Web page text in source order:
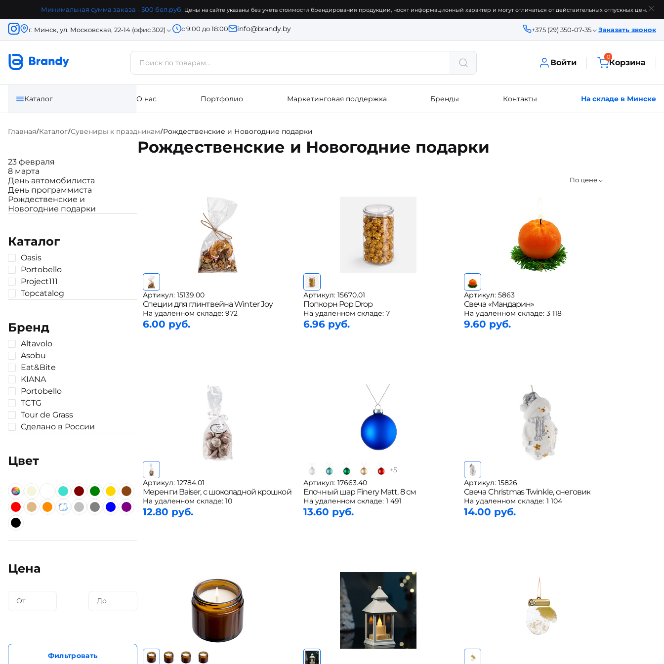
Минимальная сумма заказа - 500 бел.руб. Цены на сайте указаны без учета стоимости брендирования продукции, носят информационный характер и могут отличаться от действительных отпускных цен.
г. Минск, ул. Московская, 22-14 (офис 302) с 9:00 до 18:00 info@brandy.by +375 (29) 350-07-35 Заказать звонок
Войти
0
Корзина
Каталог О нас Портфолио Маркетинговая поддержка Бренды Контакты На складе в Минске
Главная/Каталог/Сувениры к праздникам/Рождественские и Новогодние подарки
23 февраля
8 марта
День автомобилиста
День программиста
Рождественские и
Новогодние подарки
Каталог
Oasis
Portobello
Project111
Topcatalog
Бренд
Altavolo
Asobu
Eat&Bite
KIANA
Portobello
TCTG
Tour de Grass
Сделано в России
Цвет
Цена
Рождественские и Новогодние подарки
По цене
Артикул: 15139.00
Специи для глинтвейна Winter Joy
На удаленном складе: 972
6.00 руб.
Артикул: 15670.01
Попкорн Pop Drop
На удаленном складе: 7
6.96 руб.
Артикул: 5863
Свеча «Мандарин»
На удаленном складе: 3 118
9.60 руб.
Артикул: 12784.01
Меренги Baiser, с шоколадной крошкой
На удаленном складе: 10
12.80 руб.
+5
Артикул: 17663.40
Елочный шар Finery Matt, 8 см
На удаленном складе: 1 491
13.60 руб.
Артикул: 15826
Свеча Christmas Twinkle, снеговик
На удаленном складе: 1 104
14.00 руб.